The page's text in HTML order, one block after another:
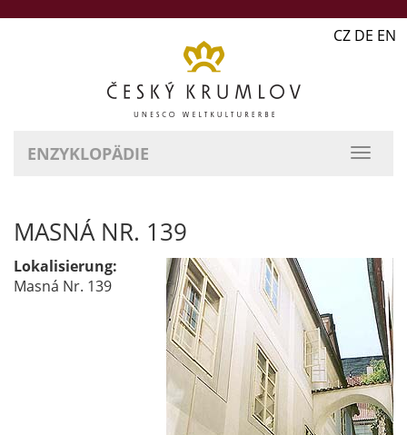
CZ DE EN
ENZYKLOPÄDIE
MASNÁ NR. 139
Lokalisierung:
Masná Nr. 139